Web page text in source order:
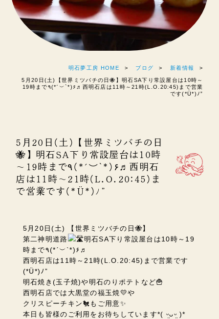
明石夢工房 HOME ブログ 新着情報
5月20日(土)【世界ミツバチの日🐝】明石SA下り常設屋台は10時～
19時まで٩(*ˊ︶`*)۶♬西明石店は11時～21時(L.O.20:45)まで営業
です(*Ü*)ﾉ”
5月20日(土)【世界ミツバチの日
🐝】明石SA下り常設屋台は10時
～19時まで٩(*ˊ︶`*)۶♬西明石
店は11時～21時(L.O.20:45)ま
で営業です(*Ü*)ﾉ”
5月20日(土) 【世界ミツバチの日🐝】
第二神明道路
明石SA下り常設屋台は10時～19
時まで٩(*ˊ︶`*)۶♬
西明石店は11時～21時(L.O.20:45)まで営業です
(*Ü*)ﾉ”
明石焼き(玉子焼)や明石のりポテトなど🍟
西明石店では大黒堂の福玉焼💛や
クリスピーチキン🐔もご用意✨
本日も皆様のご利用をお待ちしています*( ᵕ̤ᴗᵕ̤ )*